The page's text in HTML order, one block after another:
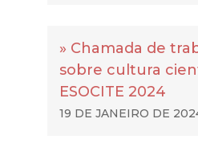
» Chamada de
sobre cultura
ESOCITE 2024
19 DE JANEIRO DE